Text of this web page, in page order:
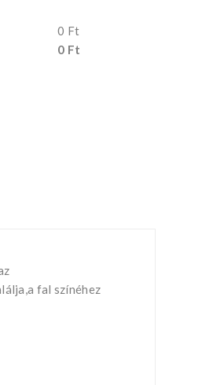
0 Ft
0 Ft
fal színéhez